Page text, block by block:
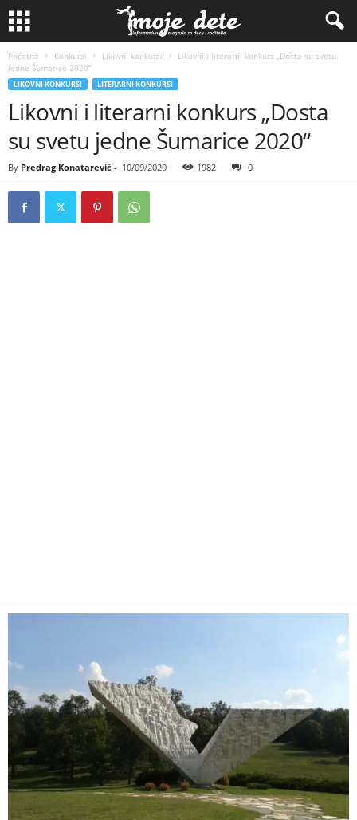
Početna Konkursi Likovni konkursi
Likovni i literarni konkurs „Dosta su svetu
jedne Šumarice 2020“
LIKOVNI KONKURSI LITERARNI KONKURSI
Likovni i literarni konkurs „Dosta
su svetu jedne Šumarice 2020“
By Predrag Konatarević - 10/09/2020 1982 0